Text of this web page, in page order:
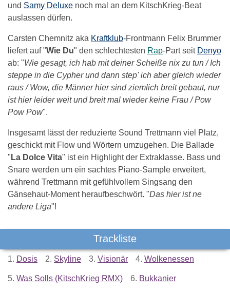
und Samy Deluxe noch mal an dem KitschKrieg-Beat
auslassen dürfen.
Carsten Chemnitz aka Kraftklub-Frontmann Felix Brummer
liefert auf "Wie Du" den schlechtesten Rap-Part seit Denyo
ab: "Wie gesagt, ich hab mit deiner Scheiße nix zu tun / Ich
steppe in die Cypher und dann step' ich aber gleich wieder
raus / Wow, die Männer hier sind ziemlich breit gebaut, nur
ist hier leider weit und breit mal wieder keine Frau / Pow
Pow Pow".
Insgesamt lässt der reduzierte Sound Trettmann viel Platz,
geschickt mit Flow und Wörtern umzugehen. Die Ballade
" La Dolce Vita" ist ein Highlight der Extraklasse. Bass und
Snare werden um ein sachtes Piano-Sample erweitert,
während Trettmann mit gefühlvollem Singsang den
Gänsehaut-Moment heraufbeschwört. "Das hier ist ne
andere Liga"!
Trackliste
1. Dosis 2. Skyline 3. Visionär 4. Wolkenessen
5. Was Solls (KitschKrieg RMX) 6. Bukkanier